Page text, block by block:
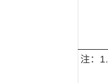
注： 1.